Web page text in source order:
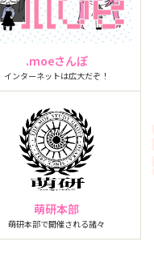
.moeさんぽ
インターネットは広大だぞ！
萌研本部
萌研本部で開催される諸々